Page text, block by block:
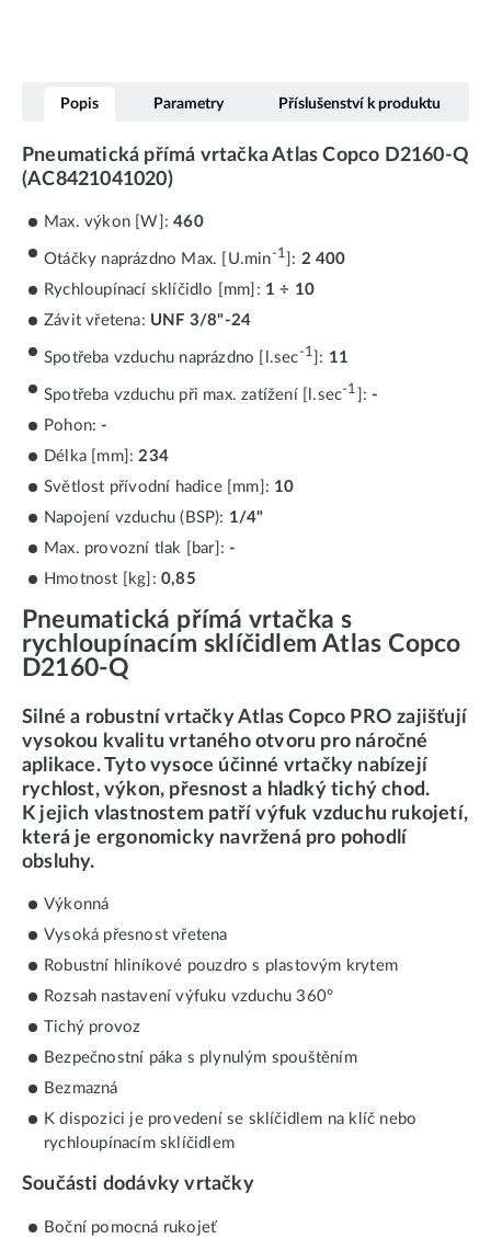
Popis Parametry Příslušenství k produktu
Pneumatická přímá vrtačka Atlas Copco D2160-Q
(AC8421041020)
Max. výkon [W]:460
Otáčky naprázdno Max. [U.min-1 ]: 2 400
Rychloupínací sklíčidlo [mm]: 1 ÷ 10
Závit vřetena: UNF 3/8"-24
Spotřeba vzduchu naprázdno [l.sec-1 ]: 11
Spotřeba vzduchu při max. zatížení [l.sec-1 ]:-
Pohon:-
Délka [mm]:234
Světlost přívodní hadice [mm]: 10
Napojení vzduchu (BSP): 1/4"
Max. provozní tlak [bar]:-
Hmotnost [kg]: 0,85
Pneumatická přímá vrtačka s
rychloupínacím sklíčidlem Atlas Copco
D2160-Q
Silné a robustní vrtačky Atlas Copco PRO zajišťují
vysokou kvalitu vrtaného otvoru pro náročné
aplikace. Tyto vysoce účinné vrtačky nabízejí
rychlost, výkon, přesnost a hladký tichý chod.
K jejich vlastnostem patří výfuk vzduchu rukojetí,
která je ergonomicky navržená pro pohodlí
obsluhy.
Výkonná
Vysoká přesnost vřetena
Robustní hliníkové pouzdro s plastovým krytem
Rozsah nastavení výfuku vzduchu 360°
Tichý provoz
Bezpečnostní páka s plynulým spouštěním
Bezmazná
K dispozici je provedení se sklíčidlem na klíč nebo
rychloupínacím sklíčidlem
Součásti dodávky vrtačky
Boční pomocná rukojeť